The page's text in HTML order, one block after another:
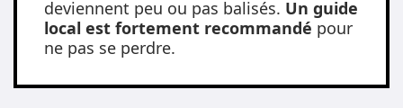
deviennent peu ou pas balisés. Un guide
local est fortement recommandé pour
ne pas se perdre.